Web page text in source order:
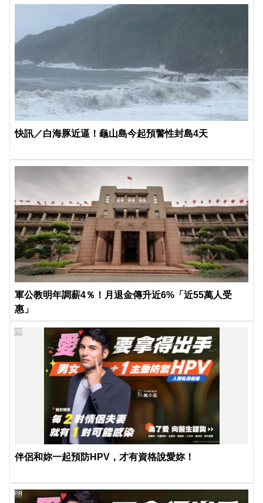
快訊／白海豚近逼！龜山島今起預警性封島4天
軍公教明年調薪4％！月退金傳升近6%「近55萬人受
惠」
伴侶和妳一起預防HPV，才有資格說愛妳！
PR
PR